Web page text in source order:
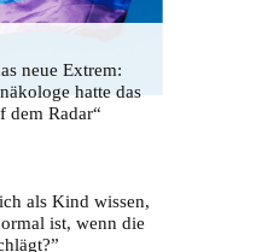
neue Extrem:
hatte das
dem Radar“
als Kind wissen,
ist, wenn die